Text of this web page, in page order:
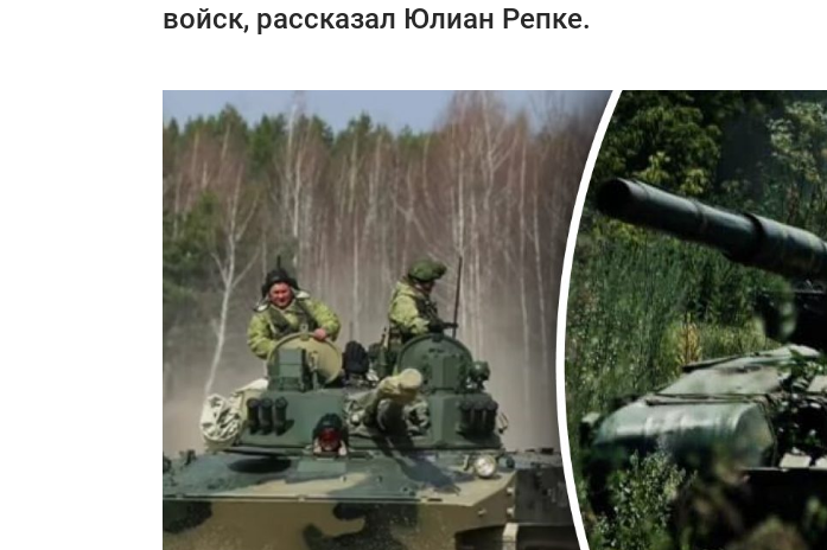
войск, рассказал Юлиан Репке.